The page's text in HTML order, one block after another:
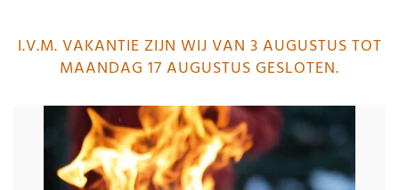
I.V.M. VAKANTIE ZIJN WIJ VAN 3 AUGUSTUS TOT
MAANDAG 17 AUGUSTUS GESLOTEN.